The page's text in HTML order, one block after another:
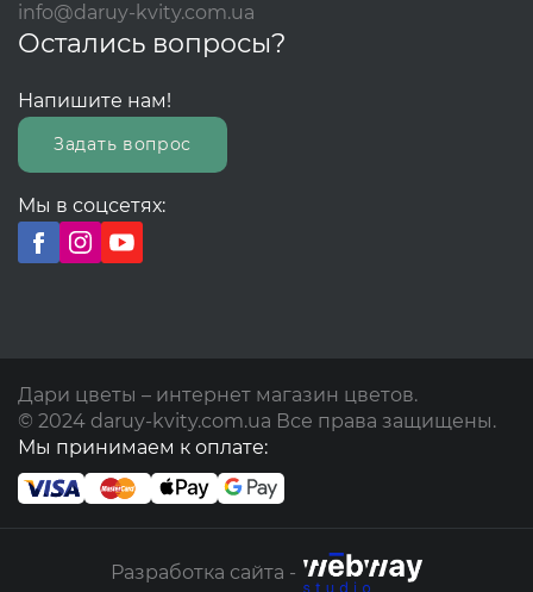
info@daruy-kvity.com.ua
Остались вопросы?
Напишите нам!
Задать вопрос
Мы в соцсетях:
Дари цветы – интернет магазин цветов.
© 2024 daruy-kvity.com.ua Все права защищены.
Мы принимаем к оплате:
Разработка сайта -